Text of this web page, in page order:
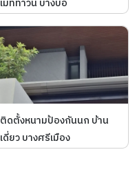
ติดตั้งหนามป้องกันนก บ้าน
เดี่ยว บางศรีเมือง